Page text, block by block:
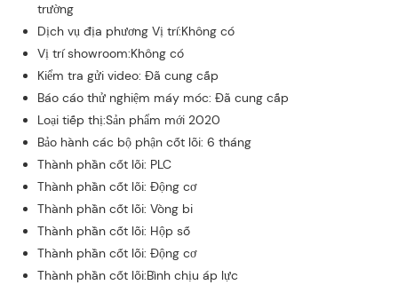
trường
Dịch vụ địa phương Vị trí:Không có
Vị trí showroom:Không có
Kiểm tra gửi video: Đã cung cấp
Báo cáo thử nghiệm máy móc: Đã cung cấp
Loại tiếp thị:Sản phẩm mới 2020
Bảo hành các bộ phận cốt lõi: 6 tháng
Thành phần cốt lõi: PLC
Thành phần cốt lõi: Động cơ
Thành phần cốt lõi: Vòng bi
Thành phần cốt lõi: Hộp số
Thành phần cốt lõi: Động cơ
Thành phần cốt lõi:Bình chịu áp lực